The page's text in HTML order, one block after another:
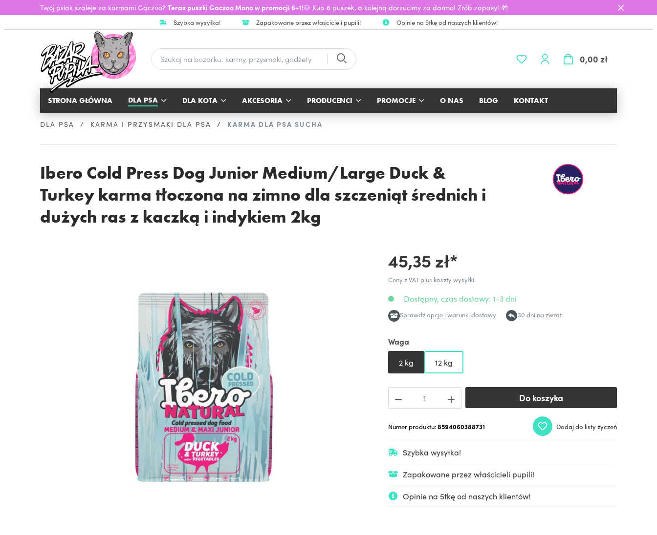
Twój psiak szaleje za karmami Gaczoo? Teraz puszki Gaczoo Mono w promocji 6+1!🐶 Kup 6 puszek, a kolejną dorzucimy za darmo! Zrób zapasy! 🎁
Szybka wysyłka! Zapakowane przez właścicieli pupili! Opinie na 5tkę od naszych klientów!
0,00 zł
STRONA GŁÓWNA BLOG
DLA PSA DLA KOTA AKCESORIA PRODUCENCI PROMOCJE O NAS KONTAKT
DLA PSA KARMA I PRZYSMAKI DLA PSA KARMA DLA PSA SUCHA
Ibero Cold Press Dog Junior Medium/Large Duck &
Turkey karma tłoczona na zimno dla szczeniąt średnich i
dużych ras z kaczką i indykiem 2kg
45,35 zł*
Ceny z VAT plus koszty wysyłki
Dostępny, czas dostawy: 1-3 dni
Sprawdź opcje i warunki dostawy 30 dni na zwrot
Waga
2 kg
12 kg
Do koszyka
Do koszyka
Numer produktu:8594060388731 Dodaj do listy życzeń
Szybka wysyłka!
Zapakowane przez właścicieli pupili!
Opinie na 5tkę od naszych klientów!